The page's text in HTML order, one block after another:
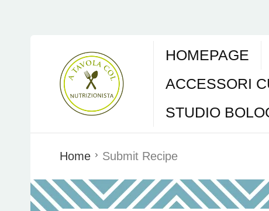
HOMEPAGE
ACCESSORI
STUDIO
Home Submit Recipe